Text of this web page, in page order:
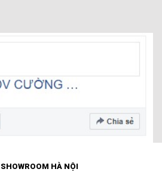
SHOWROOM HÀ NỘI